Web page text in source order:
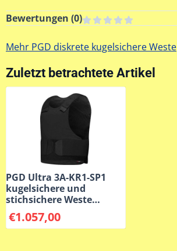
Bewertungen (0)
Mehr PGD diskrete kugelsichere Weste
Zuletzt betrachtete Artikel
PGD ​​Ultra 3A-KR1-SP1
kugelsichere und
stichsichere Weste
schwarz
€1.057,00